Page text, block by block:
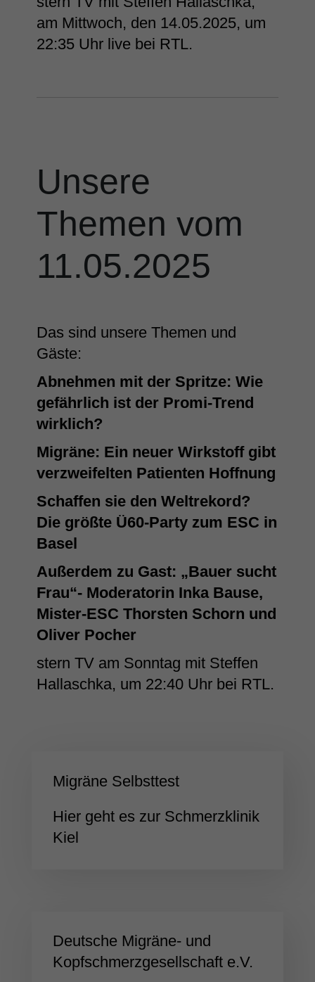
am Mittwoch, den 14.05.2025, um
22:35 Uhr live bei RTL.
Unsere
Themen vom
11.05.2025
Das sind unsere Themen und
Gäste:
Abnehmen mit der Spritze: Wie
gefährlich ist der Promi-Trend
wirklich?
Migräne: Ein neuer Wirkstoff gibt
verzweifelten Patienten Hoffnung
Schaffen sie den Weltrekord?
Die größte Ü60-Party zum ESC in
Basel
Außerdem zu Gast: „Bauer sucht
Frau“- Moderatorin Inka Bause,
Mister-ESC Thorsten Schorn und
Oliver Pocher
stern TV am Sonntag mit Steffen
Hallaschka, um 22:40 Uhr bei RTL.
Migräne Selbsttest
Hier geht es zur Schmerzklinik
Kiel
Deutsche Migräne- und
Kopfschmerzgesellschaft e.V.